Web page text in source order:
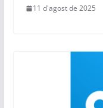
11 d'agost de 2025